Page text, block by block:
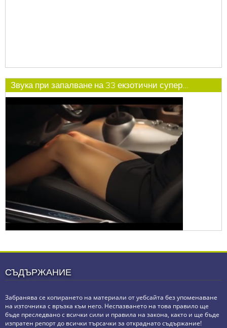
Звука при запалване на 33 екзотични супер...
СЪДЪРЖАНИЕ
Забранява се копирането на материали от уебсайта без упоменаване
на източника с връзка към него. Неспазването на това правило ще
бъде преследвано с всички сили и правила на закона, както и ще бъде
изпратен репорт до всички търсачки за откраднато съдържание!